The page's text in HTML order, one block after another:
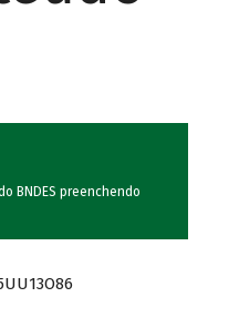
BNDES preenchendo